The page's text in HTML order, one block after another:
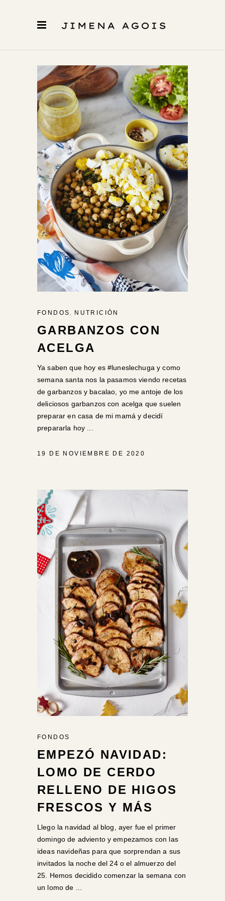
FONDOS, NUTRICIÓN
GARBANZOS CON
ACELGA
Ya saben que hoy es #luneslechuga y como
semana santa nos la pasamos viendo recetas
de garbanzos y bacalao, yo me antoje de los
deliciosos garbanzos con acelga que suelen
preparar en casa de mi mamá y decidí
prepararla hoy
19 DE NOVIEMBRE DE 2020
FONDOS
EMPEZÓ NAVIDAD:
LOMO DE CERDO
RELLENO DE HIGOS
FRESCOS Y MÁS
Llego la navidad al blog, ayer fue el primer
domingo de adviento y empezamos con las
ideas navideñas para que sorprendan a sus
invitados la noche del 24 o el almuerzo del
25. Hemos decidido comenzar la semana con
un lomo de